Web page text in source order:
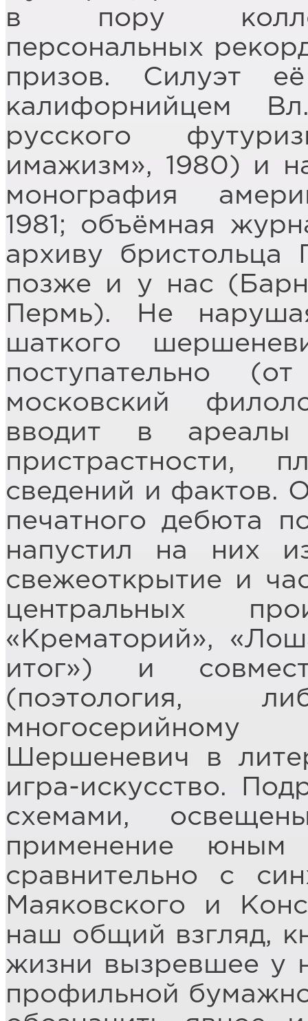
в пору
персональных
призов. Силуэт
калифорнийцем
русского
имажизм», 1980) и
монография
1981; объёмная
архиву бристольца
позже и у нас
Пермь). Не
шаткого
поступательно
московский
вводит в ареалы
пристрастности,
сведений и фактов.
печатного дебюта
напустил на них
свежеоткрытие и
центральных
«Крематорий»,
итог») и
(поэтология,
Шершеневич в
игра-искусство.
схемами,
применение юным
сравнительно с
Маяковского и
наш общий взгляд,
жизни вызревшее у
профильной